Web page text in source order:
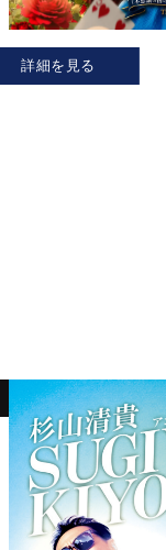
詳細を見る